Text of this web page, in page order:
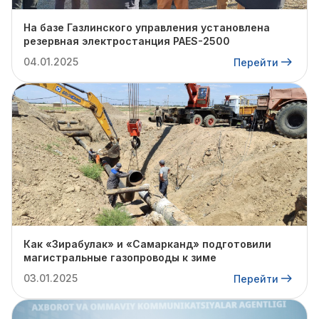
На базе Газлинского управления установлена
резервная электростанция PAES-2500
04.01.2025
Перейти
Как «Зирабулак» и «Самарканд» подготовили
магистральные газопроводы к зиме
03.01.2025
Перейти